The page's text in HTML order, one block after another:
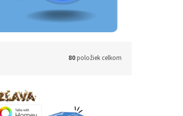
80položiek celkom